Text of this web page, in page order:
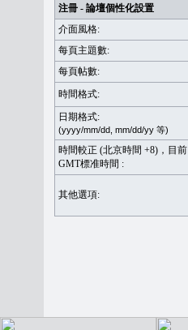
注冊 - 論壇個性化設置
介面風格:
每頁主題數:
每頁帖數:
時間格式:
日期格式:
(yyyy/mm/dd, mm/dd/yy 等)
時間較正 (北京時間 +8)，目前
GMT標准時間 :
其他選項: